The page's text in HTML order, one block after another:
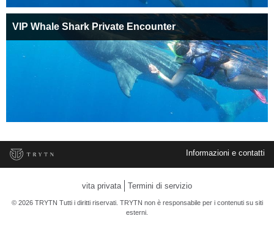
VIP Whale Shark Private Encounter
Informazioni e contatti
vita privata Termini di servizio
© 2026 TRYTN Tutti i diritti riservati. TRYTN non è responsabile per i contenuti su siti
esterni.